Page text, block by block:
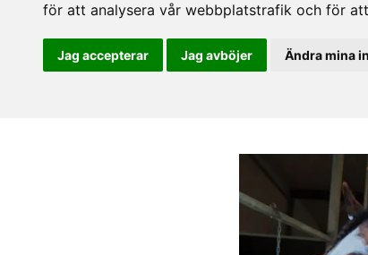
för att analysera vår webbplatstrafik och för
Jag accepterar Jag avböjer Ändra mina